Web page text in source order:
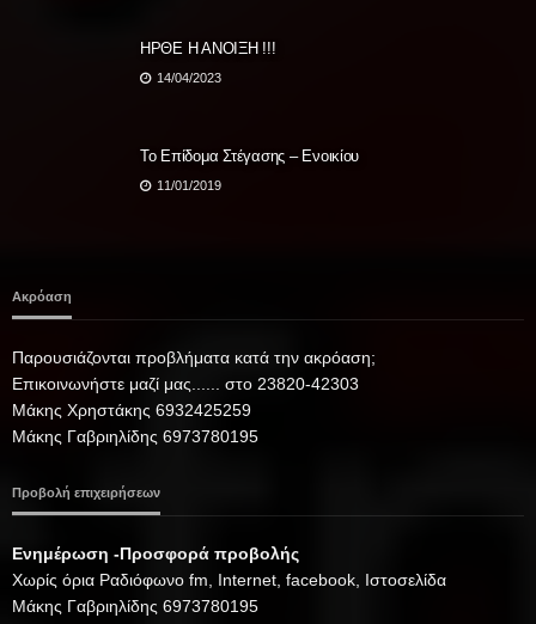
ΗΡΘΕ Η ΑΝΟΙΞΗ !!!
14/04/2023
Το Επίδομα Στέγασης – Ενοικίου
11/01/2019
Ακρόαση
Παρουσιάζονται προβλήματα κατά την ακρόαση;
Επικοινωνήστε μαζί μας...... στο 23820-42303
Μάκης Χρηστάκης 6932425259
Μάκης Γαβριηλίδης 6973780195
Προβολή επιχειρήσεων
Ενημέρωση -Προσφορά προβολής
Xωρίς όρια Ραδιόφωνο fm, Internet, facebook, Ιστοσελίδα
Μάκης Γαβριηλίδης 6973780195